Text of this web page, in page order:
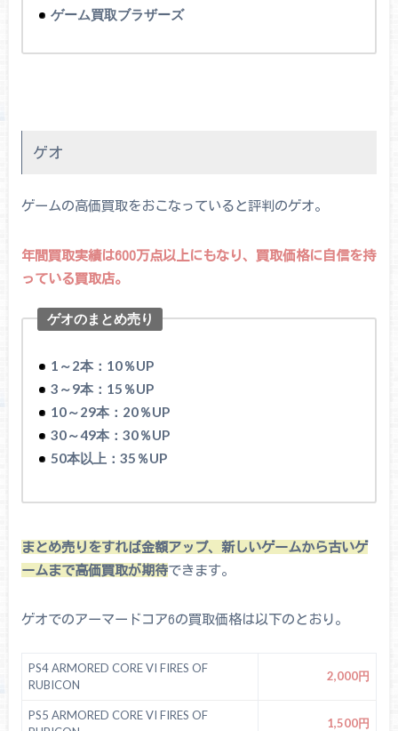
ゲーム買取ブラザーズ
ゲオ
ゲームの高価買取をおこなっていると評判のゲオ。
年間買取実績は600万点以上にもなり、買取価格に自信を持
っている買取店。
ゲオのまとめ売り
1～2本：10％UP
3～9本：15％UP
10～29本：20％UP
30～49本：30％UP
50本以上：35％UP
まとめ売りをすれば金額アップ、新しいゲームから古いゲ
ームまで高価買取が期待できます。
ゲオでのアーマードコア6の買取価格は以下のとおり。
PS4 ARMORED CORE VI FIRES OF
RUBICON
2,000円
PS5 ARMORED CORE VI FIRES OF
1,500円